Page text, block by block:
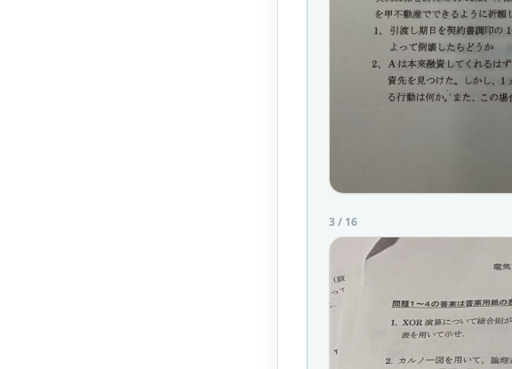
3/ 16